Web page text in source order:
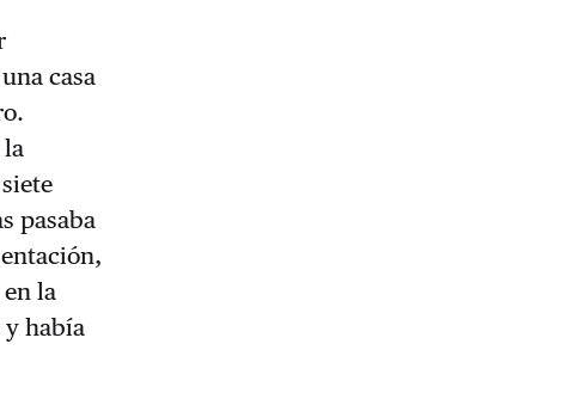
casa
la
pasaba
la
y había